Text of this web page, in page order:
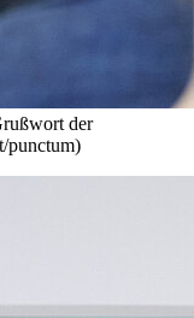
der
punctum)